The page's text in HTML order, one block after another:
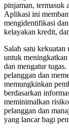
pinjaman, termasuk
Aplikasi ini
mengidentifikasi
kelayakan kredit,
Salah satu
untuk meningkatkan
dan mengatur
pelanggan dan
memungkinkan
berdasarkan
meminimalkan
pelanggan dan
yang lancar bagi